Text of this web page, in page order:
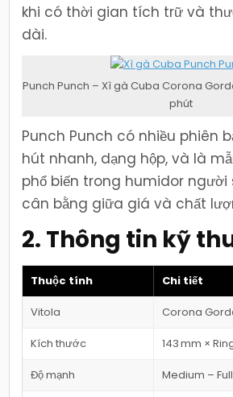
khi có thời gian tích trữ và
dài.
Punch Punch – Xì gà Cuba Corona
phút
Punch Punch có nhiều phiên
hút nhanh, dạng hộp, và là
phổ biến trong humidor người
cân bằng giữa giá và chất
2. Thông tin kỹ
Thuộc tính Chi tiết
Vitola Corona
Kích thước 143 mm ×
Độ mạnh Medium – Full